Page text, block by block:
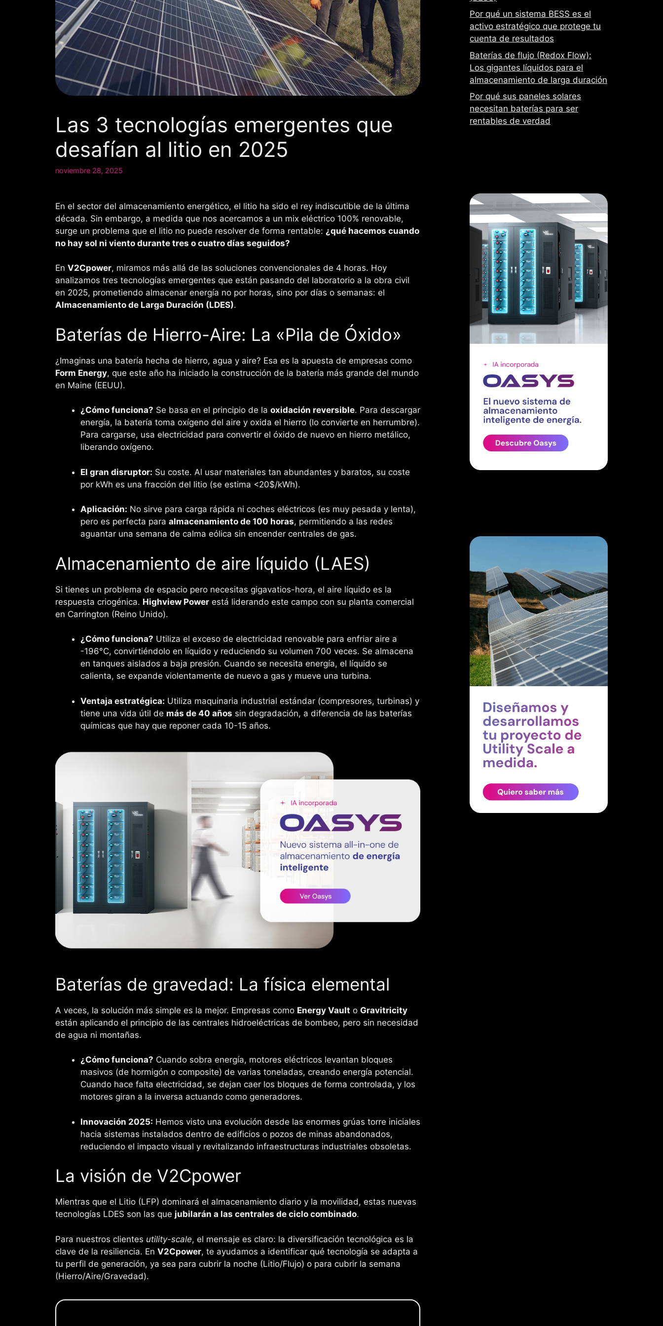
Las 3 tecnologías emergentes que
desafían al litio en 2025
noviembre 28, 2025
En el sector del almacenamiento energético, el litio ha sido el rey indiscutible de la última
década. Sin embargo, a medida que nos acercamos a un mix eléctrico 100% renovable,
surge un problema que el litio no puede resolver de forma rentable: ¿qué hacemos cuando
no hay sol ni viento durante tres o cuatro días seguidos?
En V2Cpower, miramos más allá de las soluciones convencionales de 4 horas. Hoy
analizamos tres tecnologías emergentes que están pasando del laboratorio a la obra civil
en 2025, prometiendo almacenar energía no por horas, sino por días o semanas: el
Almacenamiento de Larga Duración (LDES).
Baterías de Hierro-Aire: La «Pila de Óxido»
¿Imaginas una batería hecha de hierro, agua y aire? Esa es la apuesta de empresas como
Form Energy, que este año ha iniciado la construcción de la batería más grande del mundo
en Maine (EEUU).
¿Cómo funciona? Se basa en el principio de la oxidación reversible. Para descargar
energía, la batería toma oxígeno del aire y oxida el hierro (lo convierte en herrumbre).
Para cargarse, usa electricidad para convertir el óxido de nuevo en hierro metálico,
liberando oxígeno.
El gran disruptor: Su coste. Al usar materiales tan abundantes y baratos, su coste
por kWh es una fracción del litio (se estima <20$/kWh).
Aplicación: No sirve para carga rápida ni coches eléctricos (es muy pesada y lenta),
pero es perfecta para almacenamiento de 100 horas, permitiendo a las redes
aguantar una semana de calma eólica sin encender centrales de gas.
Almacenamiento de aire líquido (LAES)
Si tienes un problema de espacio pero necesitas gigavatios-hora, el aire líquido es la
respuesta criogénica. Highview Power está liderando este campo con su planta comercial
en Carrington (Reino Unido).
¿Cómo funciona? Utiliza el exceso de electricidad renovable para enfriar aire a
-196°C, convirtiéndolo en líquido y reduciendo su volumen 700 veces. Se almacena
en tanques aislados a baja presión. Cuando se necesita energía, el líquido se
calienta, se expande violentamente de nuevo a gas y mueve una turbina.
Ventaja estratégica: Utiliza maquinaria industrial estándar (compresores, turbinas) y
tiene una vida útil de más de 40 años sin degradación, a diferencia de las baterías
químicas que hay que reponer cada 10-15 años.
Baterías de gravedad: La física elemental
A veces, la solución más simple es la mejor. Empresas como Energy Vault o Gravitricity
están aplicando el principio de las centrales hidroeléctricas de bombeo, pero sin necesidad
de agua ni montañas.
¿Cómo funciona? Cuando sobra energía, motores eléctricos levantan bloques
masivos (de hormigón o composite) de varias toneladas, creando energía potencial.
Cuando hace falta electricidad, se dejan caer los bloques de forma controlada, y los
motores giran a la inversa actuando como generadores.
Innovación 2025: Hemos visto una evolución desde las enormes grúas torre iniciales
hacia sistemas instalados dentro de edificios o pozos de minas abandonados,
reduciendo el impacto visual y revitalizando infraestructuras industriales obsoletas.
La visión de V2Cpower
Mientras que el Litio (LFP) dominará el almacenamiento diario y la movilidad, estas nuevas
tecnologías LDES son las que jubilarán a las centrales de ciclo combinado.
Para nuestros clientes utility-scale, el mensaje es claro: la diversificación tecnológica es la
clave de la resiliencia. En V2Cpower, te ayudamos a identificar qué tecnología se adapta a
tu perfil de generación, ya sea para cubrir la noche (Litio/Flujo) o para cubrir la semana
(Hierro/Aire/Gravedad).
Por qué un sistema BESS es el
activo estratégico que protege tu
cuenta de resultados
Baterías de flujo (Redox Flow):
Los gigantes líquidos para el
almacenamiento de larga duración
Por qué sus paneles solares
necesitan baterías para ser
rentables de verdad